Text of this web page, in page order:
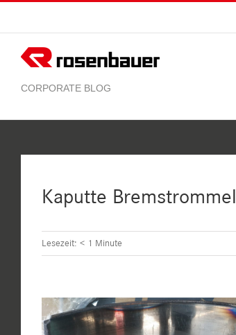
springen
Kaputte Bremstrommel
Lesezeit: < 1 Minute